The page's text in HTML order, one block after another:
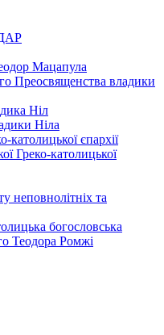
Мацапула
Преосвященства владики
Ніл
Ніла
католицької єпархії
Греко-католицької
неповнолітніх та
богословська
Теодора Ромжі